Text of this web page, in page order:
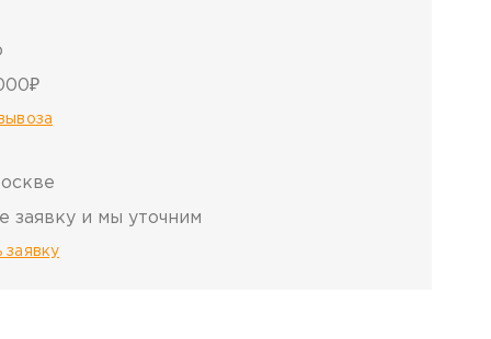
заявку и мы уточним
заявку